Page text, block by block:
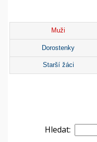
Muži
Dorostenky
Starší žáci
Hledat: